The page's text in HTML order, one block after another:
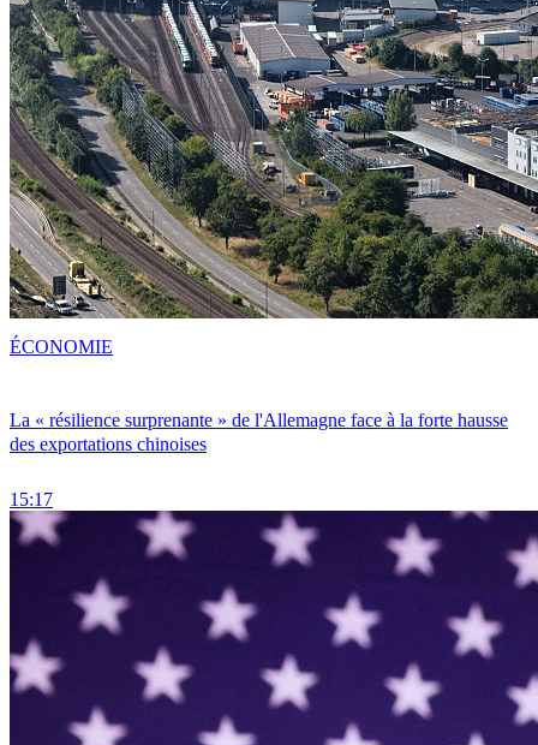
La « résilience surprenante » de l'Allemagne face à la forte hausse
des exportations chinoises
15:17
ÉCONOMIE